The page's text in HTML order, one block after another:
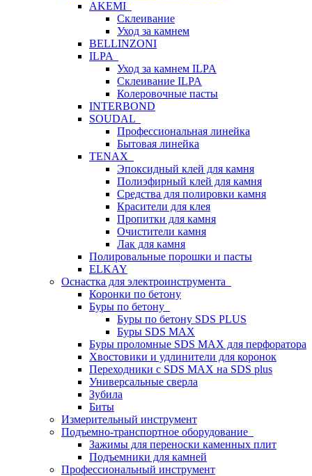
AKEMI
Склеивание
Уход за камнем
BELLINZONI
ILPA
Уход за камнем ILPA
Склеивание ILPA
Колеровочные пасты
INTERBOND
SOUDAL
Профессиональная линейка
Бытовая линейка
TENAX
Эпоксидный клей для камня
Полиэфирный клей для камня
Средства для полировки камня
Красители для клея
Пропитки для камня
Очистители камня
Лак для камня
Полировальные порошки и пасты
ELKAY
Оснастка для электроинструмента
Коронки по бетону
Буры по бетону
Буры по бетону SDS PLUS
Буры SDS MAX
Буры проломные SDS MAX для перфоратора
Хвостовики и удлинители для коронок
Переходники с SDS MAX на SDS plus
Универсальные сверла
Зубила
Биты
Измерительный инструмент
Подъемно-транспортное оборудование
Зажимы для переноски каменных плит
Подъемники для камней
Профессиональный инструмент